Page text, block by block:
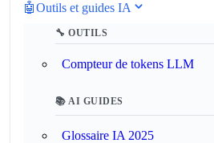
🤖Outils et guides IA
🔧 OUTILS
Compteur de tokens LLM
📚 AI GUIDES
Glossaire IA 2025